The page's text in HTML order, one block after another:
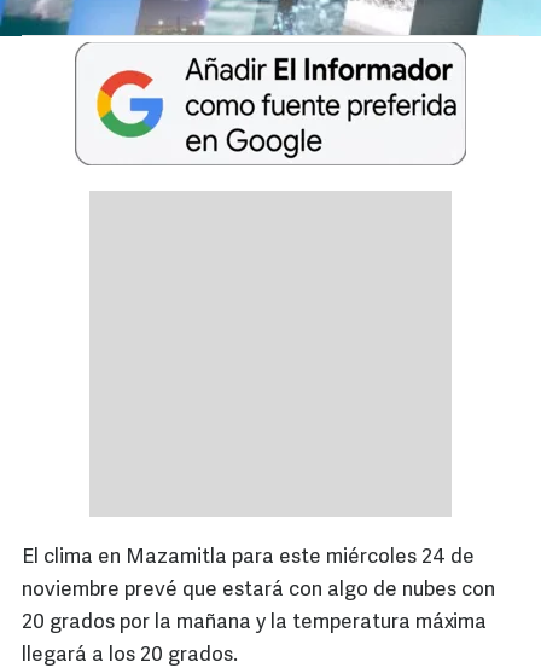
El clima en Mazamitla para este miércoles 24 de
noviembre prevé que estará con algo de nubes con
20 grados por la mañana y la temperatura máxima
llegará a los 20 grados.